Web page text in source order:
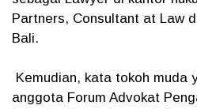
Partners, Consultant at Law
Bali.
Kemudian, kata tokoh muda
anggota Forum Advokat